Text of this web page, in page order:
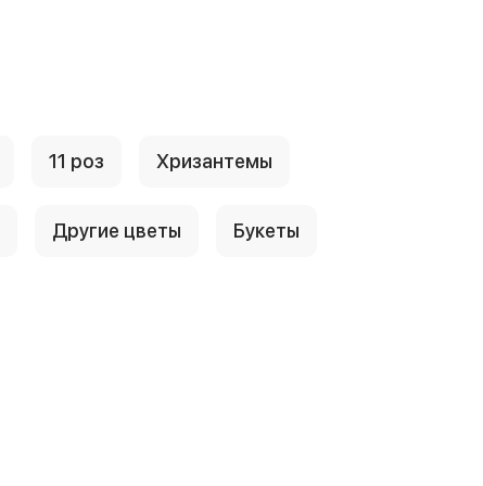
11 роз Хризантемы
Другие цветы Букеты